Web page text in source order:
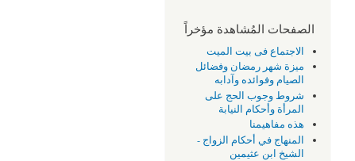
الصفحات المُشاهدة مؤخراً
الاجتماع فى بيت الميت
ميزة شهر رمضان وفضائل
الصيام وفوائده وآدابه
شروط وجوب الحج على
المرأة وأحكام النيابة
هذه مفاهيمنا
المنهاج في أحكام الزواج -
الشيخ ابن عثيمين